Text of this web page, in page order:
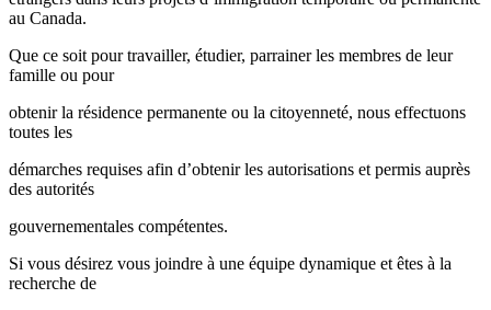
au Canada.
Que ce soit pour travailler, étudier, parrainer les membres de leur
famille ou pour
obtenir la résidence permanente ou la citoyenneté, nous effectuons
toutes les
démarches requises afin d’obtenir les autorisations et permis auprès
des autorités
gouvernementales compétentes.
Si vous désirez vous joindre à une équipe dynamique et êtes à la
recherche de